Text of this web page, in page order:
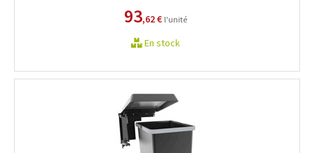
93,62 € l'unité
En stock